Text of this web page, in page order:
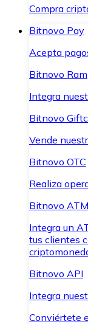
Compra
Bitnovo Pay
Acepta
Bitnovo
Integra
Bitnovo
Vende
Bitnovo OTC
Realiza
Bitnovo ATM
Integra un
tus clientes
Bitnovo API
Integra
Conviértete